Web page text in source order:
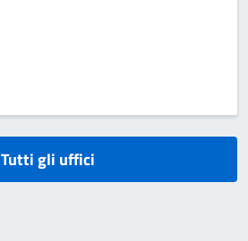
Tutti gli uffici